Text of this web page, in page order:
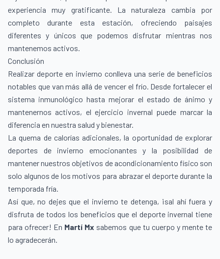
experiencia muy gratificante. La naturaleza cambia por
completo durante esta estación, ofreciendo paisajes
diferentes y únicos que podemos disfrutar mientras nos
mantenemos activos.
Conclusión
Realizar deporte en invierno conlleva una serie de beneficios
notables que van más allá de vencer el frío. Desde fortalecer el
sistema inmunológico hasta mejorar el estado de ánimo y
mantenernos activos, el ejercicio invernal puede marcar la
diferencia en nuestra salud y bienestar.
La quema de calorías adicionales, la oportunidad de explorar
deportes de invierno emocionantes y la posibilidad de
mantener nuestros objetivos de acondicionamiento físico son
solo algunos de los motivos para abrazar el deporte durante la
temporada fría.
Así que, no dejes que el invierno te detenga, ¡sal ahí fuera y
disfruta de todos los beneficios que el deporte invernal tiene
para ofrecer! En Martí Mx sabemos que tu cuerpo y mente te
lo agradecerán.